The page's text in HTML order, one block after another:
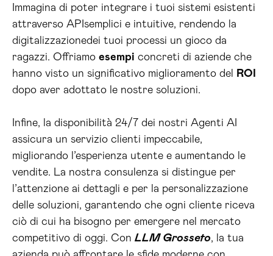
Immagina di poter integrare i tuoi sistemi esistenti
attraverso APIsemplici e intuitive, rendendo la
digitalizzazionedei tuoi processi un gioco da
ragazzi. Offriamo esempi concreti di aziende che
hanno visto un significativo miglioramento del
ROI
dopo aver adottato le nostre soluzioni.
Infine, la disponibilità 24/7 dei nostri Agenti AI
assicura un servizio clienti impeccabile,
migliorando l’esperienza utente e aumentando le
vendite. La nostra consulenza si distingue per
l’attenzione ai dettagli e per la personalizzazione
delle soluzioni, garantendo che ogni cliente riceva
ciò di cui ha bisogno per emergere nel mercato
competitivo di oggi. Con LLM Grosseto, la tua